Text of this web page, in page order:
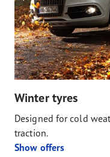
Winter tyres
Designed for cold
traction.
Show offers